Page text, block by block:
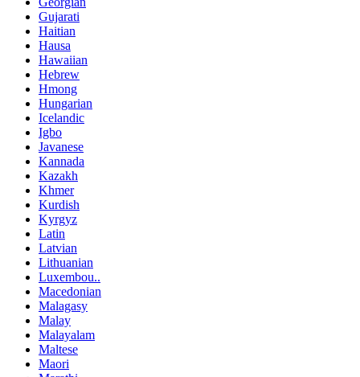
Gujarati
Haitian
Hausa
Hawaiian
Hebrew
Hmong
Hungarian
Icelandic
Igbo
Javanese
Kannada
Kazakh
Khmer
Kurdish
Kyrgyz
Latin
Latvian
Lithuanian
Luxembou..
Macedonian
Malagasy
Malay
Malayalam
Maltese
Maori